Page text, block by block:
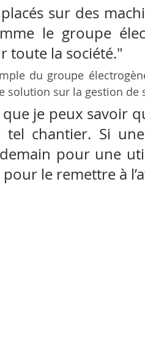
sur des
le groupe
toute la société."
du groupe
solution sur la gestion de
que je peux savoir
chantier. Si
pour une
pour le remettre à